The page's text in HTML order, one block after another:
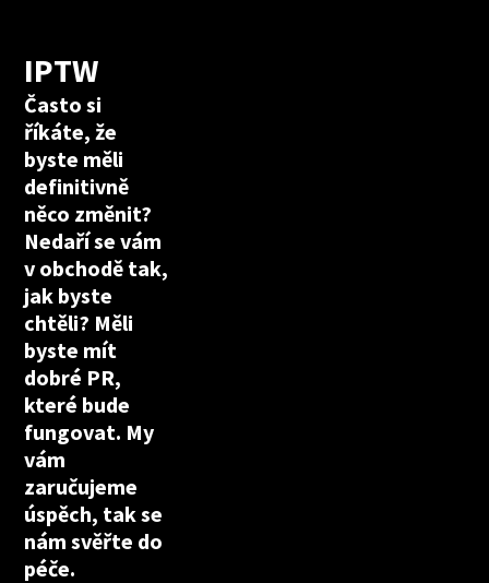
IPTW
Často si
říkáte, že
byste měli
definitivně
něco změnit?
Nedaří se vám
v obchodě tak,
jak byste
chtěli? Měli
byste mít
dobré PR,
které bude
fungovat. My
vám
zaručujeme
úspěch, tak se
nám svěřte do
péče.